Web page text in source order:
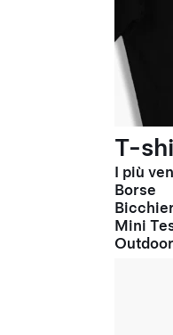
T-
I più
Borse
Mini